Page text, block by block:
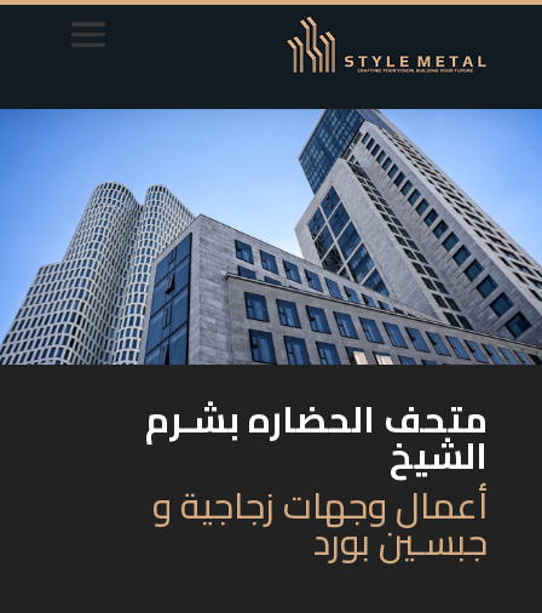
ﻣﺘﺤﻒ الحضاره ﺑﺸـﺮم
اﻟﺸﻴﺦ
أﻋﻤﺎل وﺟﻬﺎت زﺟﺎﺟﻴﺔ و
ﺟﺒﺴـﻴﻦ ﺑﻮرد